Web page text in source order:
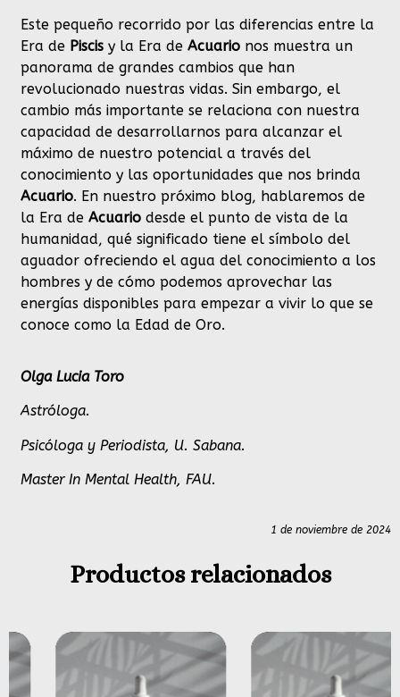
Este pequeño recorrido por las diferencias entre la
Era dePiscisy la Era deAcuarionos muestra un
panorama de grandes cambios que han
revolucionado nuestras vidas. Sin embargo, el
cambio más importante se relaciona con nuestra
capacidad de desarrollarnos para alcanzar el
máximo de nuestro potencial a través del
conocimiento y las oportunidades que nos brinda
Acuario. En nuestro próximo blog, hablaremos de
la Era de Acuariodesde el punto de vista de la
humanidad, qué significado tiene el símbolo del
aguador ofreciendo el agua del conocimiento a los
hombres y de cómo podemos aprovechar las
energías disponibles para empezar a vivir lo que se
conoce como la Edad de Oro.
Olga Lucia Toro
Astróloga.
Psicóloga y Periodista, U. Sabana.
Master In Mental Health, FAU.
1 de noviembre de 2024
Productos relacionados